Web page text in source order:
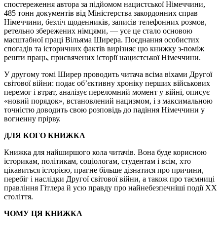
спостереження автора за підйомом нацистської Німеччини,
485 тонн документів від Міністерства закордонних справ
Німеччини, безліч щоденників, записів телефонних розмов,
ретельно збережених німцями, — усе це стало основою
масштабної праці Вільяма Ширера. Поєднання особистих
спогадів та історичних фактів вирізняє цю книжку з-поміж
решти праць, присвячених історії нацистської Німеччини.
У другому томі Ширер проводить читача всіма віхами Другої
світової війни: подає об’єктивну хроніку перших військових
перемог і втрат, аналізує переломний момент у війні, описує
«новий порядок», встановлений нацизмом, і з максимальною
точністю доводить свою розповідь до падіння Німеччини у
вогненну прірву.
ДЛЯ КОГО КНИЖКА
Книжка для найширшого кола читачів. Вона буде корисною
історикам, політикам, соціологам, студентам і всім, хто
цікавиться історією, прагне більше дізнатися про причини,
перебіг і наслідки Другої світової війни, а також про таємниці
правління Гітлера й усю правду про найнебезпечніші події ХХ
століття.
ЧОМУ ЦЯ КНИЖКА